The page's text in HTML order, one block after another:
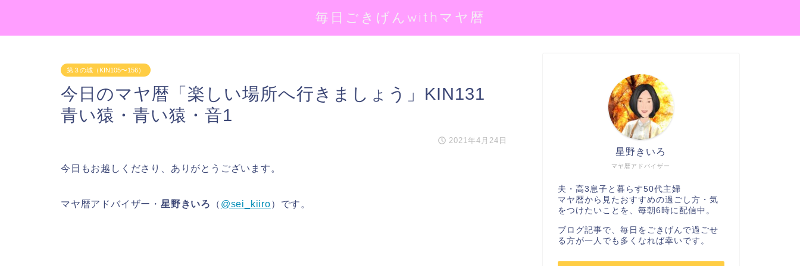
毎日ごきげんwithマヤ暦
第３の城（KIN105〜156）
今日のマヤ暦「楽しい場所へ行きましょう」KIN131
青い猿・青い猿・音1
2021年4月24日
今日もお越しくださり、ありがとうございます。
マヤ暦アドバイザー・ 星野きいろ （ @sei_kiiro）です。
マヤ暦アドバイザー
星野きいろ
夫・高3息子と暮らす50代主婦
マヤ暦から見たおすすめの過ごし方・気
をつけたいことを、毎朝6時に配信中。
ブログ記事で、毎日をごきげんで過ごせ
る方が一人でも多くなれば幸いです。